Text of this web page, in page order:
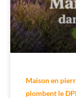
Maison en
plombent le